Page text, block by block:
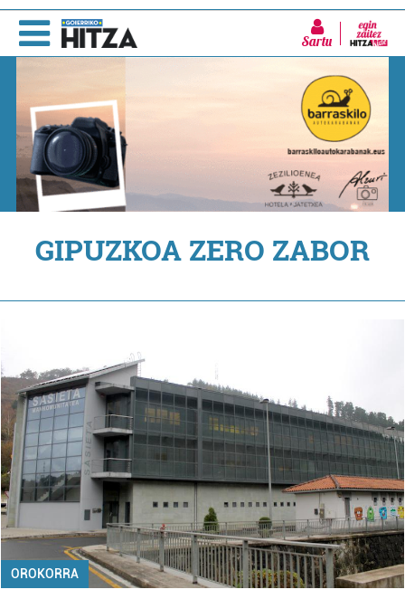
Sartu
GIPUZKOA ZERO ZABOR
OROKORRA